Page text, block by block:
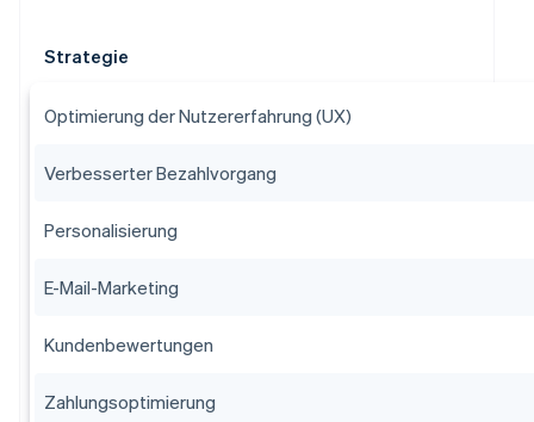
Strategie
Optimierung der Nutzererfahrung (UX)
Verbesserter Bezahlvorgang
Personalisierung
E-Mail-Marketing
Kundenbewertungen
Zahlungsoptimierung